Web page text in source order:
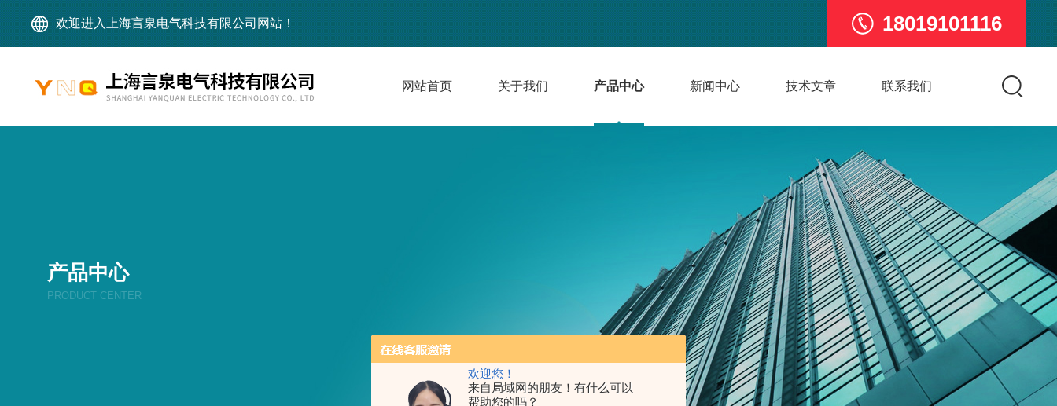
欢迎您！
来自局域网的朋友！有什么可以
帮助您的吗？
欢迎进入上海言泉电气科技有限公司网站！ 18019101116
网站首页 关于我们 产品中心 新闻中心 技术文章 联系我们
产品中心
PRODUCT CENTER